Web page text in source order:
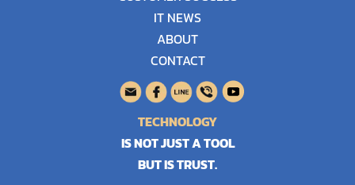
IT NEWS
ABOUT
CONTACT
TECHNOLOGY
IS NOT JUST A TOOL
BUT IS TRUST.